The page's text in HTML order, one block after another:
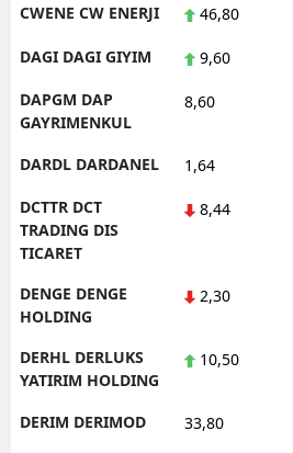
CWENE CW ENERJI 46,80
DAGI DAGI GIYIM 9,60
DAPGM DAP
GAYRIMENKUL
8,60
DARDL DARDANEL 1,64
DCTTR DCT
TRADING DIS
TICARET
8,44
DENGE DENGE
HOLDING
2,30
DERHL DERLUKS
YATIRIM HOLDING
10,50
DERIM DERIMOD 33,80